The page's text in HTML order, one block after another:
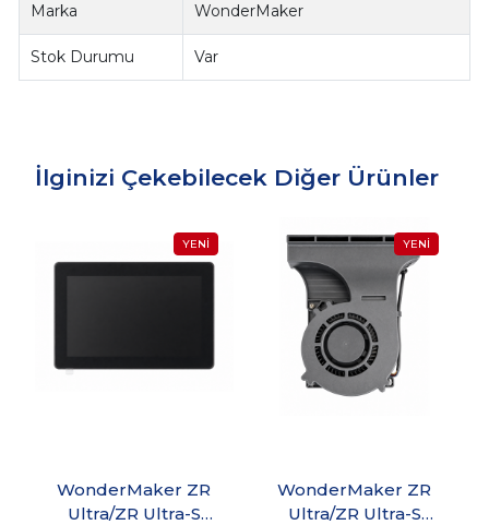
Marka WonderMaker
Stok Durumu Var
İlginizi Çekebilecek Diğer Ürünler
WonderMaker ZR
Ultra/ZR Ultra-S
WonderMaker ZR
Ultra/ZR Ultra-S